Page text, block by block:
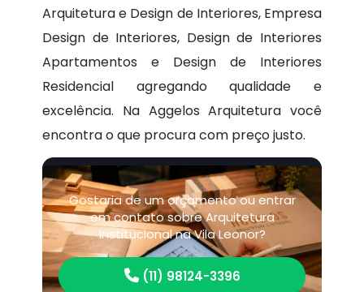
Arquitetura e Design de Interiores, Empresa
Design de Interiores, Design de Interiores
Apartamentos e Design de Interiores
Residencial agregando qualidade e
excelência. Na Aggelos Arquitetura você
encontra o que procura com preço justo.
Gostaria de um orçamento ou entrar
em contato sobre Arquitetura
Institucional na Vila Leonor?
(11) 98124-3396